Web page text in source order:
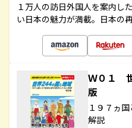
１万人の訪日外国人を案内し
い日本の魅力が満載。日本の
Ｗ０１
版
１９７ヵ
解説